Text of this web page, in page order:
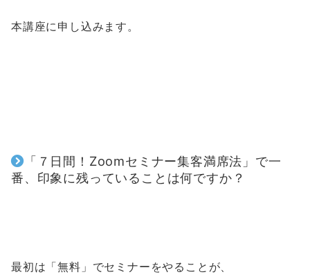
本講座に申し込みます。
「 ７日間！Zoomセミナー集客満席法 」で一
番、印象に残っていることは何ですか？
最初は「無料」でセミナーをやることが、